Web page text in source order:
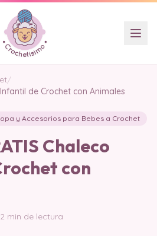
/
Infantil de Crochet con Animales
y Accesorios para Bebes a Crochet
Chaleco
con
2 min de lectura